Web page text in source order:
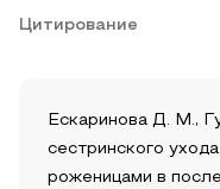
Цитирование
Ескаринова Д. М.,
сестринского
роженицами в